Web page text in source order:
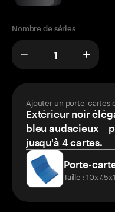
Nombre de séries
Ajouter un porte-cartes
Extérieur noir
bleu audacieux –
jusqu'à 4 cartes.
Porte-
Taille :